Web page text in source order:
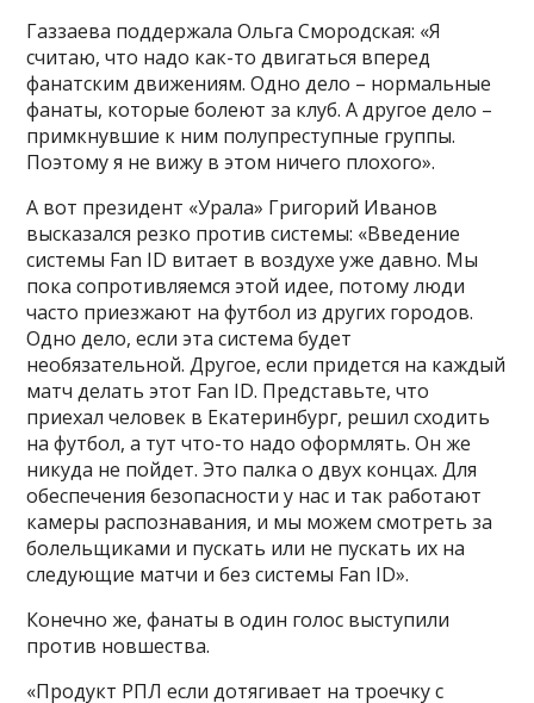
Газзаева поддержала Ольга Смородская: «Я
считаю, что надо как-то двигаться вперед
фанатским движениям. Одно дело – нормальные
фанаты, которые болеют за клуб. А другое дело –
примкнувшие к ним полупреступные группы.
Поэтому я не вижу в этом ничего плохого».
А вот президент «Урала» Григорий Иванов
высказался резко против системы: «Введение
системы Fan ID витает в воздухе уже давно. Мы
пока сопротивляемся этой идее, потому люди
часто приезжают на футбол из других городов.
Одно дело, если эта система будет
необязательной. Другое, если придется на каждый
матч делать этот Fan ID. Представьте, что
приехал человек в Екатеринбург, решил сходить
на футбол, а тут что-то надо оформлять. Он же
никуда не пойдет. Это палка о двух концах. Для
обеспечения безопасности у нас и так работают
камеры распознавания, и мы можем смотреть за
болельщиками и пускать или не пускать их на
следующие матчи и без системы Fan ID».
Конечно же, фанаты в один голос выступили
против новшества.
«Продукт РПЛ если дотягивает на троечку с